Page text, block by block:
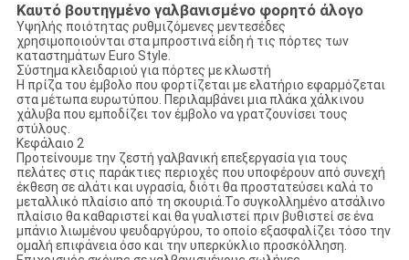
Καυτό βουτηγμένο γαλβανισμένο φορητό άλογο
Υψηλής ποιότητας ρυθμιζόμενες μεντεσέδες
χρησιμοποιούνται στα μπροστινά είδη ή τις πόρτες των
καταστημάτων Euro Style.
Σύστημα κλειδαριού για πόρτες με κλωστή
Η πρίζα του έμβολο που φορτίζεται με ελατήριο εφαρμόζεται
στα μέτωπα ευρωτύπου. Περιλαμβάνει μια πλάκα χάλκινου
χάλυβα που εμποδίζει τον έμβολο να γρατζουνίσει τους
στύλους.
Κεφάλαιο 2
Προτείνουμε την ζεστή γαλβανική επεξεργασία για τους
πελάτες στις παράκτιες περιοχές που υποφέρουν από συνεχή
έκθεση σε αλάτι και υγρασία, διότι θα προστατεύσει καλά το
μεταλλικό πλαίσιο από τη σκουριά.Το συγκολλημένο ατσάλινο
πλαίσιο θα καθαριστεί και θα γυαλιστεί πριν βυθιστεί σε ένα
μπάνιο λιωμένου ψευδαργύρου, το οποίο εξασφαλίζει τόσο την
ομαλή επιφάνεια όσο και την υπερκύκλιο προσκόλληση.